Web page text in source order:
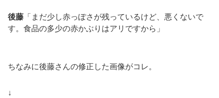
後藤 「まだ少し赤っぽさが残っているけど、悪くないで
す。食品の多少の赤かぶりはアリですから」
ちなみに後藤さんの修正した画像がコレ。
↓